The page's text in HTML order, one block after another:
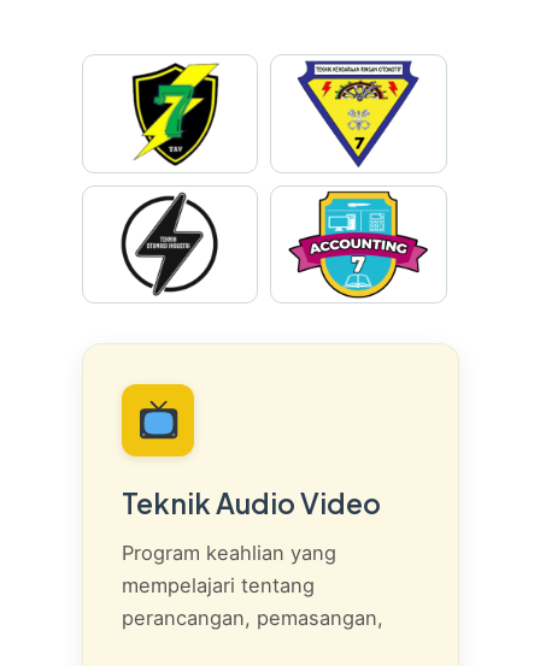
Teknik Audio Video
Program keahlian yang
mempelajari tentang
perancangan, pemasangan,